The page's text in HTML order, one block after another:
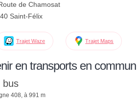
de Chamosat
Saint-Félix
Trajet Waze Trajet Maps
en transports en commun
bus
408, à 991 m